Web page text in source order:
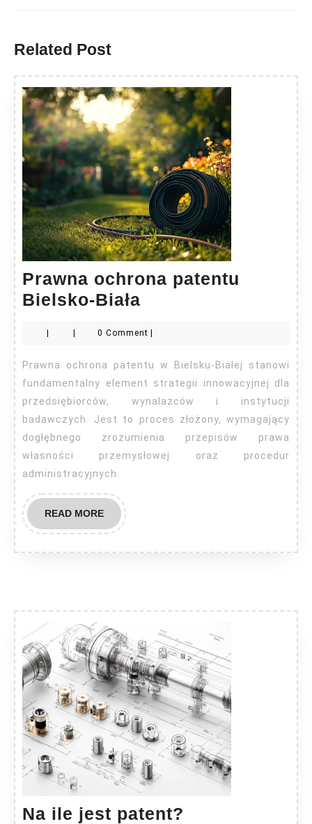
Related Post
Prawna ochrona patentu
Bielsko-Biała
patentu
Bielsko-
Biała
0 Comment
Prawna ochrona patentu w Bielsku-Białej stanowi
fundamentalny element strategii innowacyjnej dla
przedsiębiorców, wynalazców i instytucji
badawczych. Jest to proces złożony, wymagający
dogłębnego zrozumienia przepisów prawa
własności przemysłowej oraz procedur
administracyjnych.
READ MOREREAD
MORE
Na ile jest patent?